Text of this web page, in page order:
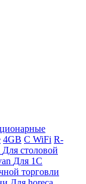
4GB С WiFi R-
Для столовой
Для 1С
торговли